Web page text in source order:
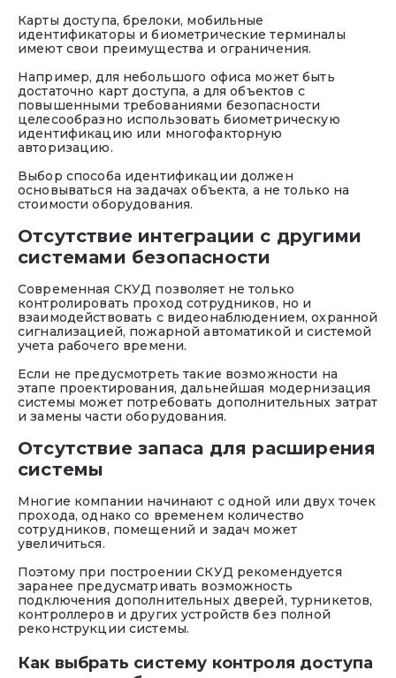
Карты доступа, брелоки, мобильные
идентификаторы и биометрические терминалы
имеют свои преимущества и ограничения.
Например, для небольшого офиса может быть
достаточно карт доступа, а для объектов с
повышенными требованиями безопасности
целесообразно использовать биометрическую
идентификацию или многофакторную
авторизацию.
Выбор способа идентификации должен
основываться на задачах объекта, а не только на
стоимости оборудования.
Отсутствие интеграции с другими
системами безопасности
Современная СКУД позволяет не только
контролировать проход сотрудников, но и
взаимодействовать с видеонаблюдением, охранной
сигнализацией, пожарной автоматикой и системой
учета рабочего времени.
Если не предусмотреть такие возможности на
этапе проектирования, дальнейшая модернизация
системы может потребовать дополнительных затрат
и замены части оборудования.
Отсутствие запаса для расширения
системы
Многие компании начинают с одной или двух точек
прохода, однако со временем количество
сотрудников, помещений и задач может
увеличиться.
Поэтому при построении СКУД рекомендуется
заранее предусматривать возможность
подключения дополнительных дверей, турникетов,
контроллеров и других устройств без полной
реконструкции системы.
Как выбрать систему контроля доступа